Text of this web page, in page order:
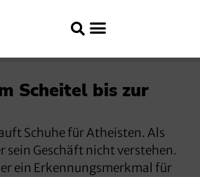
Scheitel bis zur
Schuhe für Atheisten. Als
Geschäft nicht verstehen.
ein Erkennungsmerkmal für